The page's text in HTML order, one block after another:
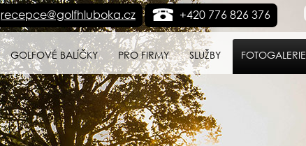
+420 776 826 376
recepce@golfhluboka.cz
GOLFOVÉ BALÍČKY PRO FIRMY SLUŽBY FOTOGALERIE